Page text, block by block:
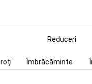
Reduceri
Îmbrăcăminte